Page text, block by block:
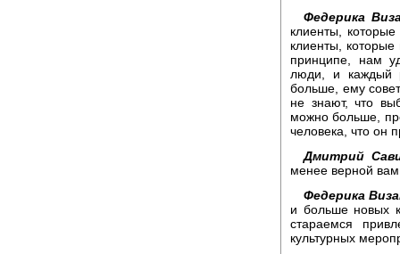
Федерика
клиенты,
клиенты, которые
принципе, нам
люди, и каждый
больше, ему
не знают, что
можно больше,
человека, что он
Дмитрий
менее верной
Федерика
и больше новых
стараемся
культурных